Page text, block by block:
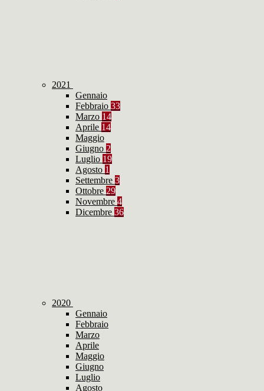
2021
Gennaio
Febbraio 33
Marzo 14
Aprile 14
Maggio
Giugno 2
Luglio 19
Agosto 1
Settembre 3
Ottobre 29
Novembre 4
Dicembre 36
2020
Gennaio
Febbraio
Marzo
Aprile
Maggio
Giugno
Luglio
Agosto